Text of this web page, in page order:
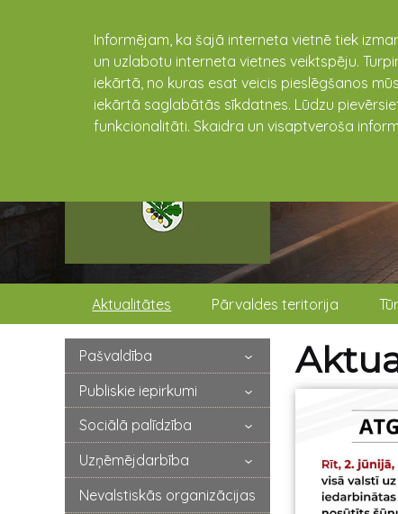
Informējam, ka šajā interneta vietnē tiek
un uzlabotu interneta vietnes veiktspēju.
iekārtā, no kuras esat veicis pieslēgšanos
iekārtā saglabātās sīkdatnes. Lūdzu
funkcionalitāti. Skaidra un visaptveroša
Aktualitātes Pārvaldes teritorija
Pašvaldība
Publiskie iepirkumi
Sociālā palīdzība
Uzņēmējdarbība
Nevalstiskās organizācijas